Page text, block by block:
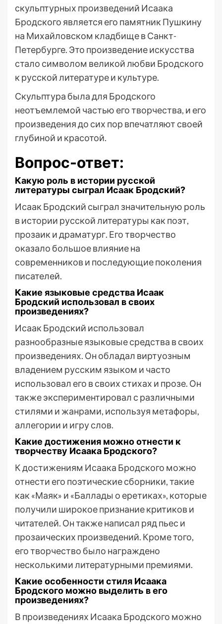
скульптурных произведений Исаака
Бродского является его памятник Пушкину
на Михайловском кладбище в Санкт-
Петербурге. Это произведение искусства
стало символом великой любви Бродского
к русской литературе и культуре.
Скульптура была для Бродского
неотъемлемой частью его творчества, и его
произведения до сих пор впечатляют своей
глубиной и красотой.
Вопрос-ответ:
Какую роль в истории русской
литературы сыграл Исаак Бродский?
Исаак Бродский сыграл значительную роль
в истории русской литературы как поэт,
прозаик и драматург. Его творчество
оказало большое влияние на
современников и последующие поколения
писателей.
Какие языковые средства Исаак
Бродский использовал в своих
произведениях?
Исаак Бродский использовал
разнообразные языковые средства в своих
произведениях. Он обладал виртуозным
владением русским языком и часто
использовал его в своих стихах и прозе. Он
также экспериментировал с различными
стилями и жанрами, используя метафоры,
аллегории и игру слов.
Какие достижения можно отнести к
творчеству Исаака Бродского?
К достижениям Исаака Бродского можно
отнести его поэтические сборники, такие
как «Маяк» и «Баллады о еретиках», которые
получили широкое признание критиков и
читателей. Он также написал ряд пьес и
прозаических произведений. Кроме того,
его творчество было награждено
несколькими литературными премиями.
Какие особенности стиля Исаака
Бродского можно выделить в его
произведениях?
В произведениях Исаака Бродского можно